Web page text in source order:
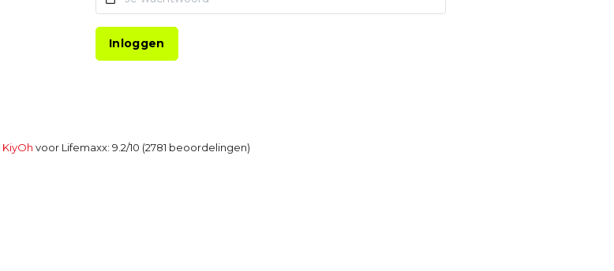
Inloggen
KiyOh voor Lifemaxx: 9.2/10 (2781 beoordelingen)